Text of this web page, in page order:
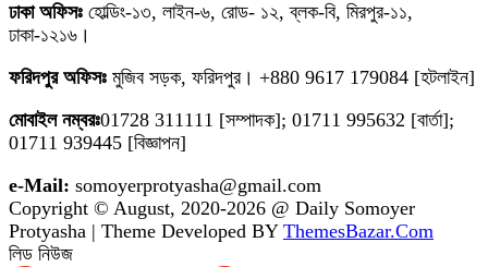
ঢাকা অফিসঃ হোল্ডিং-১৩, লাইন-৬, রোড- ১২, ব্লক-বি, মিরপুর-১১,
ঢাকা-১২১৬।
ফরিদপুর অফিসঃ মুজিব সড়ক, ফরিদপুর। +880 9617 179084 [হটলাইন]
মোবাইল নম্বরঃ01728 311111 [সম্পাদক]; 01711 995632 [বার্তা];
01711 939445 [বিজ্ঞাপন]
e-Mail: somoyerprotyasha@gmail.com
Copyright © August, 2020-2026 @ Daily Somoyer
Protyasha | Theme Developed BY ThemesBazar.Com
লিড নিউজ